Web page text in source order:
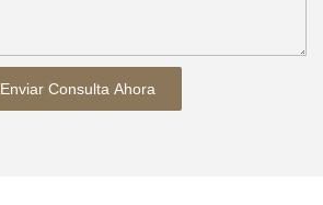
Enviar Consulta Ahora